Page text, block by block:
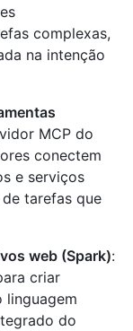
complexas,
na intenção
MCP do
conectem
e serviços
tarefas que
web (Spark):
criar
linguagem
do